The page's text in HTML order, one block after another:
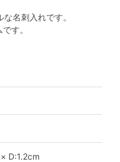
名刺入れです。
す。
D:1.2cm